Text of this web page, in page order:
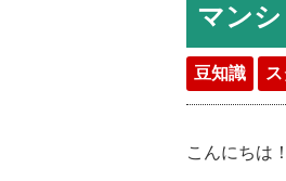
マン
豆知識
こんにちは！